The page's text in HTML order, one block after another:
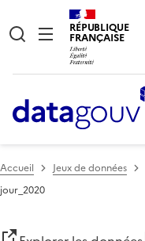
RÉPUBLIQUE
FRANÇAISE
Accueil Jeux de données
jour_2020